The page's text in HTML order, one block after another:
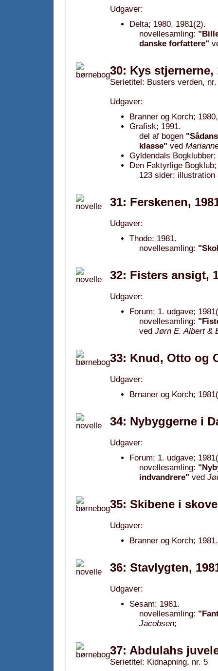
Udgaver:
Delta; 1980, 1981(2).
novellesamling:
danske forfattere"
30: Kys stjernerne,
Serietitel: Busters verden,
Udgaver:
Branner og Korch;
Grafisk; 1991.
del af bogen
klasse" ved
Gyldendals Bogklubber;
Den Faktyrlige
123 sider; illustration
31: Ferskenen,
Udgaver:
Thode; 1981.
novellesamling:
32: Fisters ansigt,
Udgaver:
Forum; 1. udgave;
novellesamling:
ved Jørn E. Albert &
33: Knud, Otto og
Udgaver:
Brnaner og Korch;
34: Nybyggerne i
Udgaver:
Forum; 1. udgave;
novellesamling:
indvandrere" ved
35: Skibene i
Udgaver:
Branner og Korch; 1981.
36: Stavlygten,
Udgaver:
Sesam; 1981.
novellesamling:
Jacobsen;
37: Abdulahs
Serietitel: Kidnapning, nr. 5